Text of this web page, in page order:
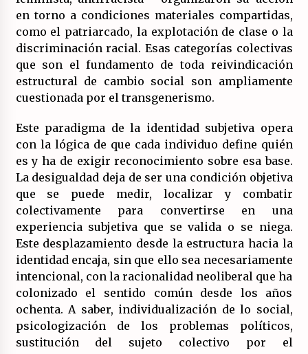
en torno a condiciones materiales compartidas,
como el patriarcado, la explotación de clase o la
discriminación racial. Esas categorías colectivas
que son el fundamento de toda reivindicación
estructural de cambio social son ampliamente
cuestionada por el transgenerismo.
Este paradigma de la identidad subjetiva opera
con la lógica de que cada individuo define quién
es y ha de exigir reconocimiento sobre esa base.
La desigualdad deja de ser una condición objetiva
que se puede medir, localizar y combatir
colectivamente para convertirse en una
experiencia subjetiva que se valida o se niega.
Este desplazamiento desde la estructura hacia la
identidad encaja, sin que ello sea necesariamente
intencional, con la racionalidad neoliberal que ha
colonizado el sentido común desde los años
ochenta. A saber, individualización de lo social,
psicologización de los problemas políticos,
sustitución del sujeto colectivo por el